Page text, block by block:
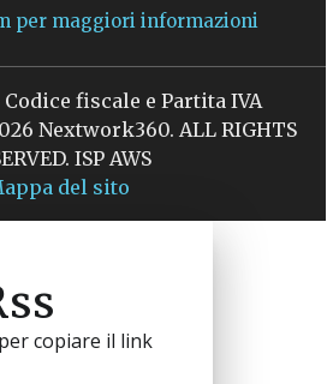
per maggiori informazioni
fiscale e Partita IVA
Nextwork360. ALL RIGHTS
ISP AWS
del sito
copiare il link